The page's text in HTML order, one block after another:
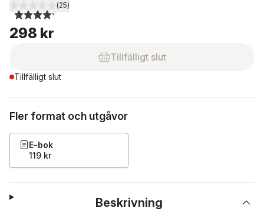
4,2utav 5 stjärnor. Totalt antal röster:
(25)
298 kr
Tillfälligt slut
Tillfälligt slut
Fler format och utgåvor
E-bok
119 kr
Beskrivning